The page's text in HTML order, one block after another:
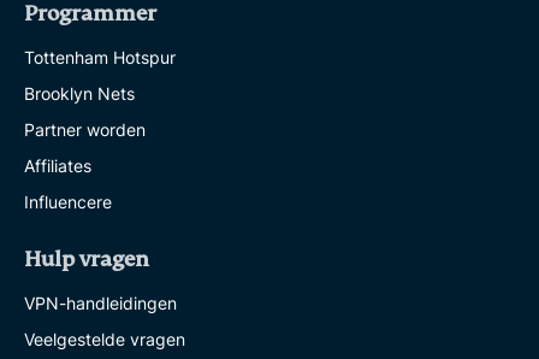
Programmer
Tottenham Hotspur
Brooklyn Nets
Partner worden
Affiliates
Influencere
Hulp vragen
VPN-handleidingen
Veelgestelde vragen